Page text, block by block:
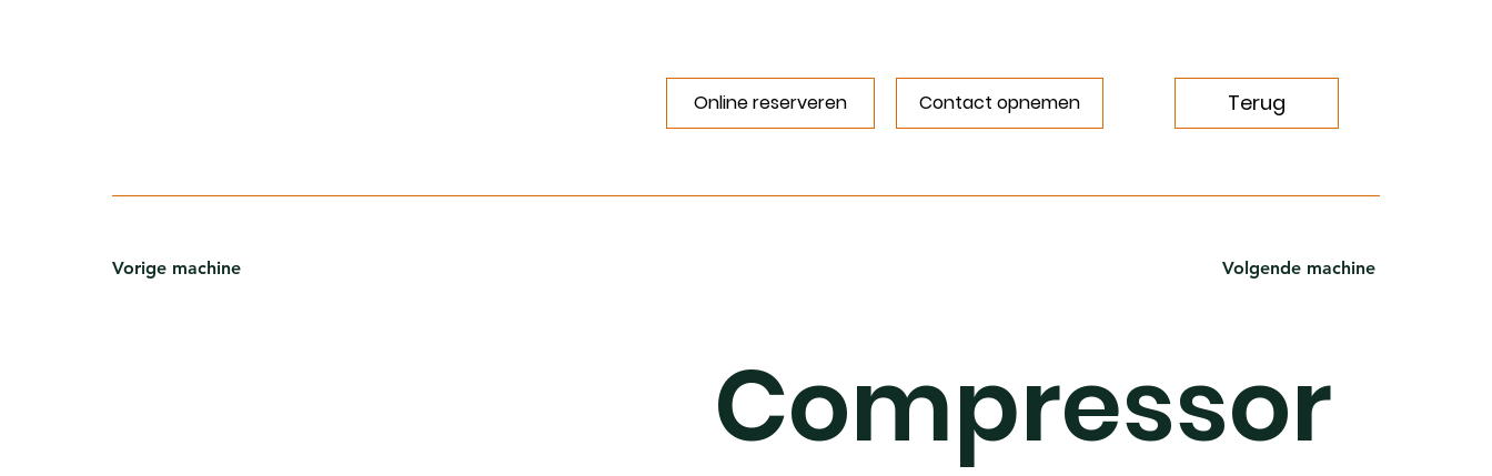
Compressor
Vorige machine Volgende machine
Online reserveren Contact opnemen Terug